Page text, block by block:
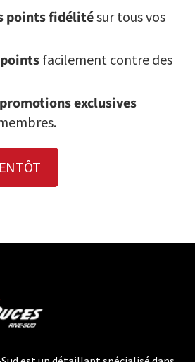
points fidélitésur tous vos
facilement contre des
promotions exclusives